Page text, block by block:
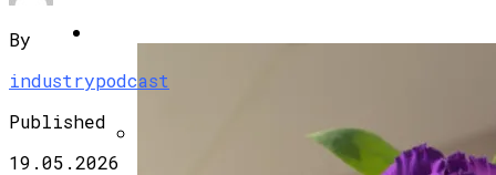
Сэндвич: Ваш Правильный Выбор
Дымохода
By
industrypodcast
Published
19.05.2026